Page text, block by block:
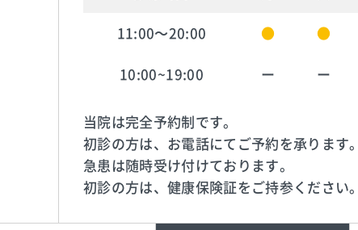
11:00～20:00 ● ●
10:00~19:00 ー ー
当院は完全予約制です。
初診の方は、お電話にてご予約を承ります。
急患は随時受け付けております。
初診の方は、健康保険証をご持参ください。